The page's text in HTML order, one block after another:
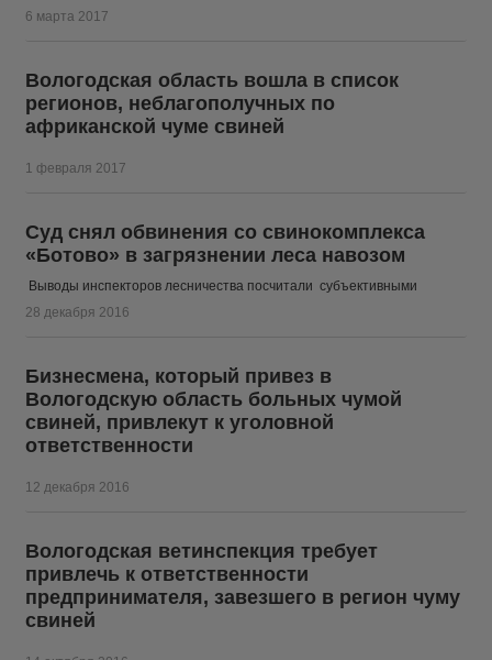
6 марта 2017
Вологодская область вошла в список
регионов, неблагополучных по
африканской чуме свиней
1 февраля 2017
Суд снял обвинения со свинокомплекса
«Ботово» в загрязнении леса навозом
Выводы инспекторов лесничества посчитали субъективными
28 декабря 2016
Бизнесмена, который привез в
Вологодскую область больных чумой
свиней, привлекут к уголовной
ответственности
12 декабря 2016
Вологодская ветинспекция требует
привлечь к ответственности
предпринимателя, завезшего в регион чуму
свиней